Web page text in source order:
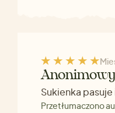
Sukienka pasuje
Przetłumaczono